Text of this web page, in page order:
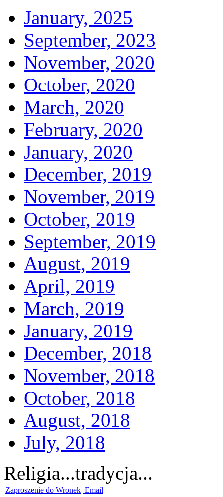
January, 2025
September, 2023
November, 2020
October, 2020
March, 2020
February, 2020
January, 2020
December, 2019
November, 2019
October, 2019
September, 2019
August, 2019
April, 2019
March, 2019
January, 2019
December, 2018
November, 2018
October, 2018
August, 2018
July, 2018
Religia...tradycja...
Zaproszenie do Wronek Email